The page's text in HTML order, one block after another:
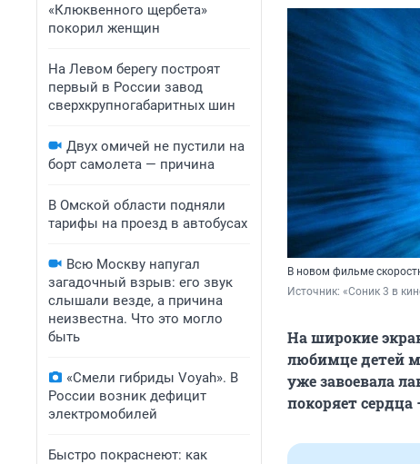
«Клюквенного щербета»
покорил женщин
На Левом берегу построят
первый в России завод
сверхкрупногабаритных шин
Двух омичей не пустили на
борт самолета — причина
В Омской области подняли
тарифы на проезд в автобусах
Всю Москву напугал
загадочный взрыв: его звук
слышали везде, а причина
неизвестна. Что это могло
быть
«Смели гибриды Voyah». В
России возник дефицит
электромобилей
Быстро покраснеют: как
В новом фильме
Источник: «Соник 3 в
На широкие
любимце детей
уже завоевала
покоряет сердца